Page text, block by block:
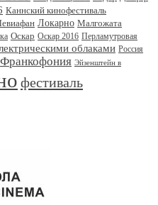
Каннский кинофестиваль
Локарно Малгожата
Оскар Оскар 2016 Перламутровая
облаками Россия
Франкофония Эйзенштейн в
фестиваль